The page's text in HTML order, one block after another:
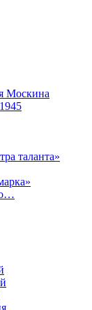
Москина
таланта»